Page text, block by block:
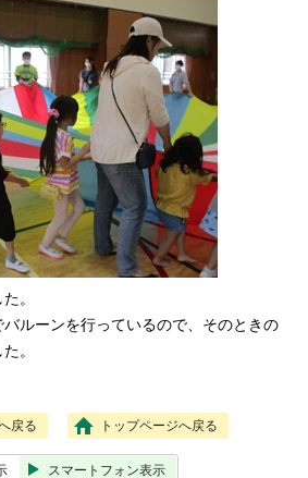
。
ルーンを行っているので、そのときの
。
戻る トップページへ戻る
スマートフォン表示